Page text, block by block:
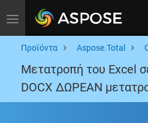
Toggle navigation
Προϊόντα Aspose.Total
Μετατροπή του Excel
DOCX ΔΩΡΕΑΝ